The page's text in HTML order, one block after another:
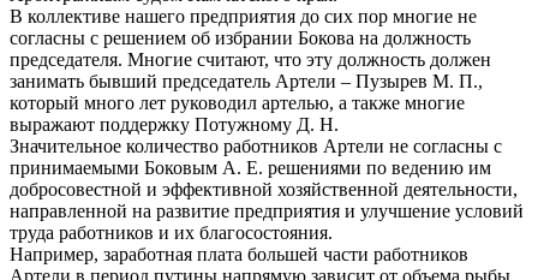
В коллективе нашего предприятия до сих пор многие не
согласны с решением об избрании Бокова на должность
председателя. Многие считают, что эту должность должен
занимать бывший председатель Артели – Пузырев М. П.,
который много лет руководил артелью, а также многие
выражают поддержку Потужному Д. Н.
Значительное количество работников Артели не согласны с
принимаемыми Боковым А. Е. решениями по ведению им
добросовестной и эффективной хозяйственной деятельности,
направленной на развитие предприятия и улучшение условий
труда работников и их благосостояния.
Например, заработная плата большей части работников
Артели в период путины напрямую зависит от объема рыбы,